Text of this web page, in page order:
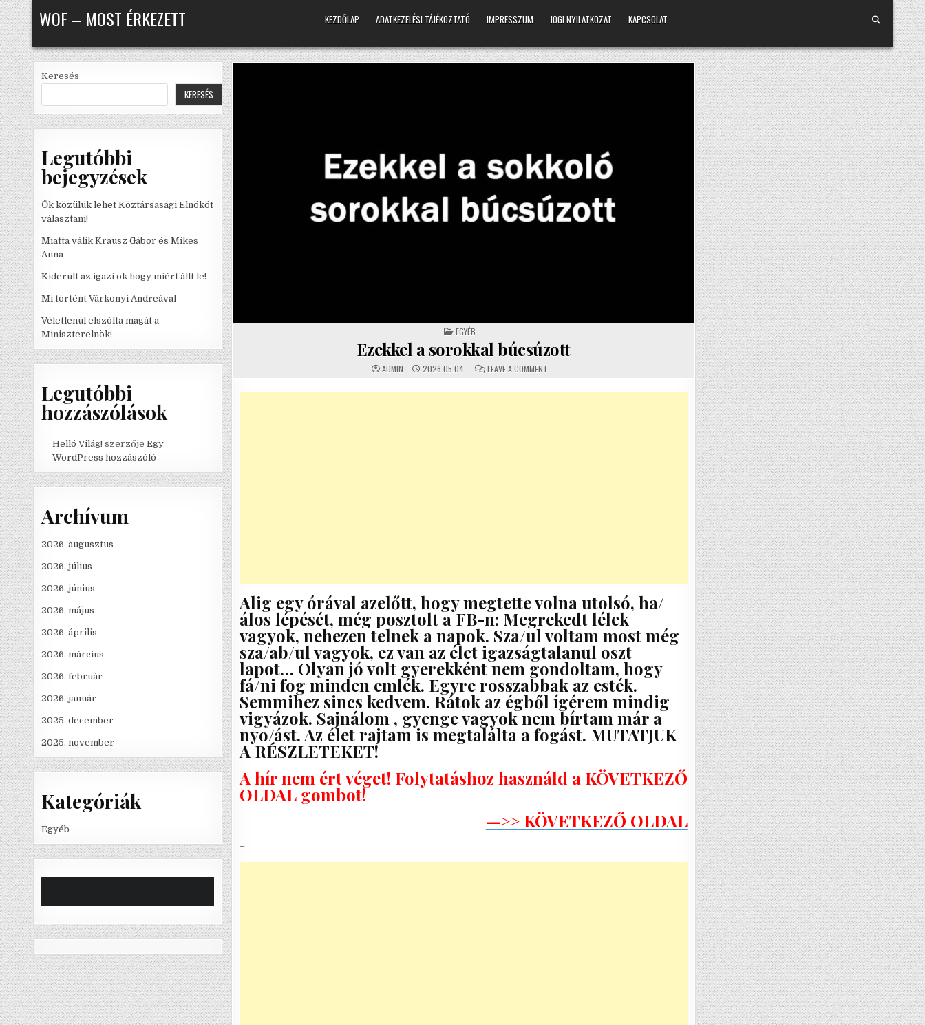
Skip to content
WOF – MOST ÉRKEZETT KEZDŐLAP ADATKEZELÉSI TÁJÉKOZTATÓ IMPRESSZUM JOGI NYILATKOZAT KAPCSOLAT
Keresés
KERESÉS
Legutóbbi
bejegyzések
Ők közülük lehet Köztársasági Elnököt
választani!
Miatta válik Krausz Gábor és Mikes
Anna
Kiderült az igazi ok hogy miért állt le!
Mi történt Várkonyi Andreával
Véletlenül elszólta magát a
Miniszterelnök!
Legutóbbi
hozzászólások
Helló Világ! szerzője Egy
WordPress hozzászóló
Archívum
2026. augusztus
2026. július
2026. június
2026. május
2026. április
2026. március
2026. február
2026. január
2025. december
2025. november
Kategóriák
Egyéb
POSTED IN
EGYÉB
Ezekkel a sorokkal búcsúzott
ADMIN 2026.05.04. LEAVE A COMMENT
Alig egy órával azelőtt, hogy megtette volna utolsó, ha/
álos lépését, még posztolt a FB-n: Megrekedt lélek
vagyok, nehezen telnek a napok. Sza/ul voltam most még
sza/ab/ul vagyok, ez van az élet igazságtalanul oszt
lapot… Olyan jó volt gyerekként nem gondoltam, hogy
fá/ni fog minden emlék. Egyre rosszabbak az esték.
Semmihez sincs kedvem. Rátok az égből ígérem mindig
vigyázok. Sajnálom , gyenge vagyok nem bírtam már a
nyo/ást. Az élet rajtam is megtalálta a fogást. MUTATJUK
A RÉSZLETEKET!
A hír nem ért véget! Folytatáshoz használd a KÖVETKEZŐ
OLDAL gombot!
—>> KÖVETKEZŐ OLDAL
–